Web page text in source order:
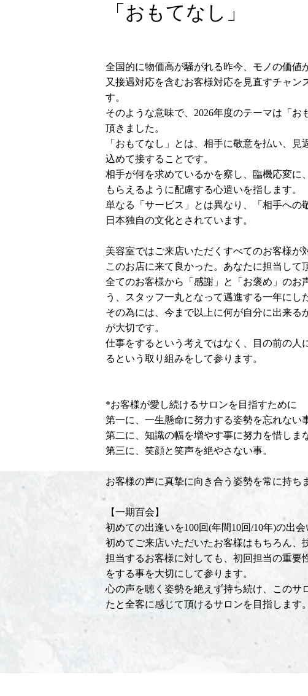
「おもてなし」
全国的に物価高が騒がれる昨今、モノの価値
又接遇対応を含むお客様対応を見直すチャン
す。
そのような意味で、2026年度のテーマは「お
頂きました。
「おもてなし」とは、相手に敬意を払い、見
込めて接することです。
相手が何を求めているかを察し、臨機応変に
もらえるように配慮する心遣いを指します。
単なる「サービス」とは異なり、「相手への
日本独自の文化とされています。
美容室ではご来店いただくすべてのお客様が
このお店に来て良かった。あなたに担当して
全てのお客様から「感謝」と「お褒め」のお
う、スタッフ一丸となって邁進する一年にし
その為には、今まで以上に何が自分に出来る
が大切です。
仕事をするという考えではなく、目の前の人
るという取り組みをして参ります。
*お客様が愛し続けるサロンを目指すために
第一に、一生懸命に努力する姿勢を忘れない
第二に、知識の幅を増やす事に努力を惜しま
第三に、笑顔と笑声を絶やさない事。
お客様の声に真摯に向き合う姿勢を常に持ち
【一期百会】
初めての出逢いを100回(年間10回/10年)の出会
初めてご来店いただいたお客様はもちろん、
担当するお客様に対しても、初回担当の重要
をする事を大切にして参ります。
心の声を聴く姿勢を絶えず持ち続け、このサ
たと全客に感じて頂けるサロンを目指します。